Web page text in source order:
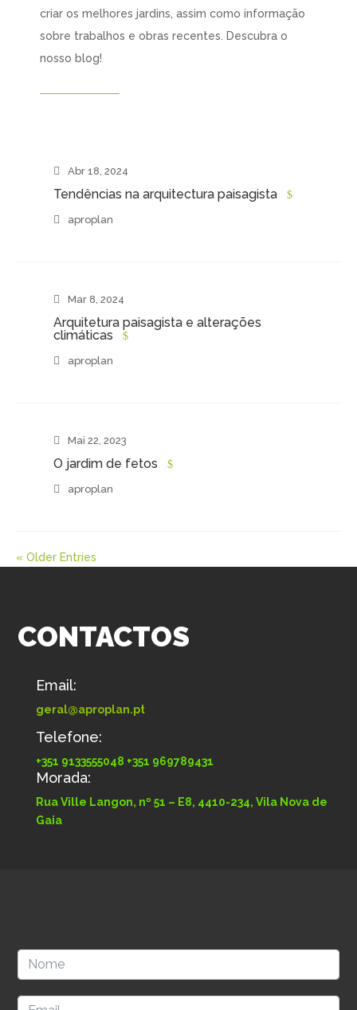
criar os melhores jardins, assim como informação
sobre trabalhos e obras recentes. Descubra o
nosso blog!
Abr 18, 2024
Tendências na arquitectura paisagista
aproplan
Mar 8, 2024
Arquitetura paisagista e alterações
climáticas
aproplan
Mai 22, 2023
O jardim de fetos
aproplan
« Older Entries
CONTACTOS
Email:
geral@aproplan.pt
Telefone:
+351 9133555048 +351 969789431
Morada:
Rua Ville Langon, nº 51 – E8, 4410-234, Vila Nova de
Gaia